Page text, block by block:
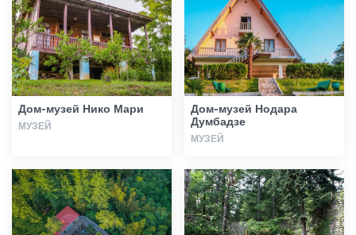
Дом-музей Нико Мари
МУЗЕЙ
Дом-музей Нодара
Думбадзе
МУЗЕЙ